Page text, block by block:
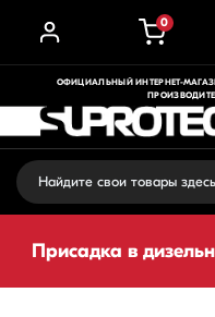
0
ОФИЦИАЛЬНЫЙ ИНТЕРНЕТ-
Присадка в